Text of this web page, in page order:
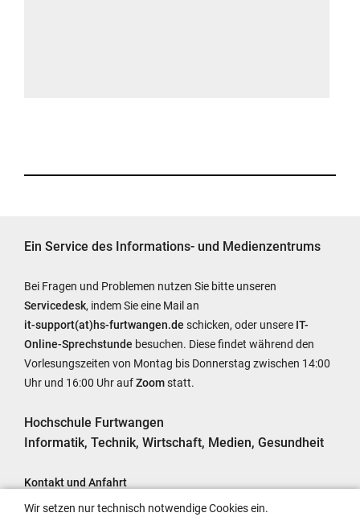
Ein Service des Informations- und Medienzentrums
Bei Fragen und Problemen nutzen Sie bitte unseren
Servicedesk, indem Sie eine Mail an
it-support(at)hs-furtwangen.de schicken, oder unsere IT-
Online-Sprechstunde besuchen. Diese findet während den
Vorlesungszeiten von Montag bis Donnerstag zwischen 14:00
Uhr und 16:00 Uhr aufZoomstatt.
Hochschule Furtwangen
Informatik, Technik, Wirtschaft, Medien, Gesundheit
Kontakt und Anfahrt
Impressum
Wir setzen nur technisch notwendige Cookies ein.